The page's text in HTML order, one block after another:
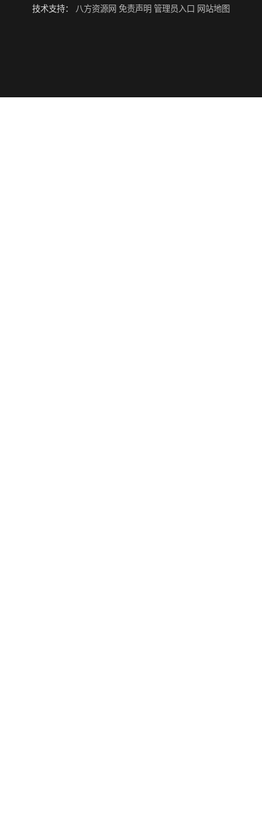
技术支持： 八方资源网 免责声明 管理员入口 网站地图